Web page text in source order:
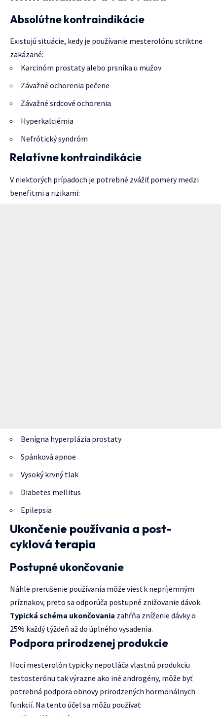
Absolútne kontraindikácie
Existujú situácie, kedy je používanie mesterolónu striktne
zakázané:
Karcinóm prostaty alebo prsníka u mužov
Závažné ochorenia pečene
Závažné srdcové ochorenia
Hyperkalciémia
Nefrótický syndróm
Relatívne kontraindikácie
V niektorých prípadoch je potrebné zvážiť pomery medzi
benefitmi a rizikami:
Benígna hyperplázia prostaty
Spánková apnoe
Vysoký krvný tlak
Diabetes mellitus
Epilepsia
Ukončenie používania a post-
cyklová terapia
Postupné ukončovanie
Náhle prerušenie používania môže viesť k nepríjemným
príznakov, preto sa odporúča postupné znižovanie dávok.
Typická schéma ukončovania zahŕňa zníženie dávky o
25% každý týždeň až do úplného vysadenia.
Podpora prirodzenej produkcie
Hoci mesterolón typicky nepotláča vlastnú produkciu
testosterónu tak výrazne ako iné androgény, môže byť
potrebná podpora obnovy prirodzených hormonálnych
funkcií. Na tento účel sa môžu používať: